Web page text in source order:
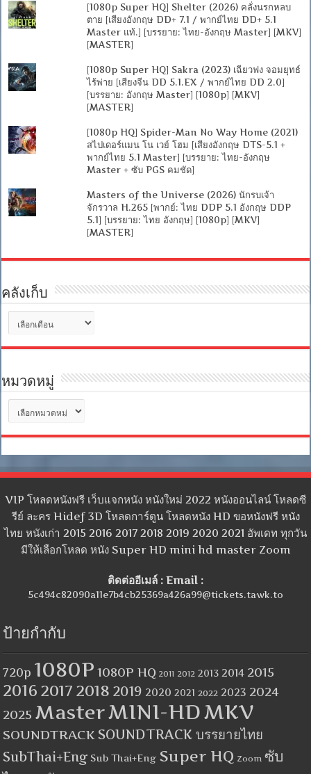
[1080p Super HQ] Shelter (2026) คลั่งนรกหลบ
ตาย [เสียงอังกฤษ DD+ 7.1 / พากย์ไทย DD+ 5.1
Master แท้.] [บรรยาย: ไทย-อังกฤษ Master] [MKV]
[MASTER]
[1080p Super HQ] Sakra (2023) เฉียวฟง จอมยุทธ์
ไร้พ่าย [เสียงจีน DD 5.1.EX / พากย์ไทย DD 2.0]
[บรรยาย: อังกฤษ Master] [1080p] [MKV]
[MASTER]
[1080p HQ] Spider-Man No Way Home (2021)
สไปเดอร์แมน โน เวย์ โฮม [เสียงอังกฤษ DTS-5.1 +
พากย์ไทย 5.1 Master] [บรรยาย: ไทย-อังกฤษ
Master + ซับ PGS คมชัด]
Masters of the Universe (2026) นักรบเจ้า
จักรวาล H.265 [พากย์: ไทย DDP 5.1 อังกฤษ DDP
5.1] [บรรยาย: ไทย อังกฤษ] [1080p] [MKV]
[MASTER]
คลังเก็บ
เก็บ
หมวดหมู่
หมู่
VIP โหลดหนังฟรี เว็บแจกหนัง หนังใหม่ 2022 หนังออนไลน์ โหลดซี
รีย์ ละคร Hidef 3D โหลดการ์ตูน โหลดหนัง HD ขอหนังฟรี หนัง
ไทย หนังเก่า 2015 2016 2017 2018 2019 2020 2021 อัพเดท ทุกวัน
มีให้เลือกโหลด หนัง Super HD mini hd master Zoom
ติดต่ออีเมล์ : Email :
5c494c82090a11e7b4cb25369a426a99@tickets.tawk.to
ป้ายกำกับ
720p 1080P 1080P HQ 2011 2012 2013 2014 2015
2016 2017 2018 2019 2020 2021 2022 2023 2024
2025 MasterMINI-HDMKV
SOUNDTRACK SOUNDTRACK บรรยายไทย
SubThai+Eng Sub Thai+Eng Super HQ Zoom ซับ